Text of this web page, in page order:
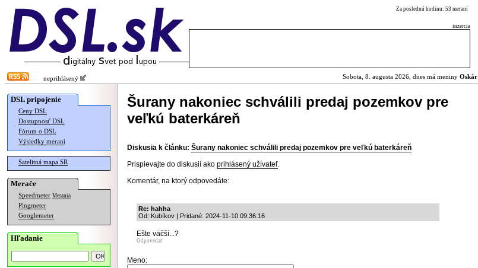
Za poslednú hodinu: 53 meraní
inzercia
neprihlásený Sobota, 8. augusta 2026, dnes má meniny Oskár
DSL pripojenie
Ceny DSL
Dostupnosť DSL
Fórum o DSL
Výsledky meraní
Satelitná mapa SR
Merače
Speedmeter Merania
Pingmeter
Googlemeter
Hľadanie
Šurany nakoniec schválili predaj pozemkov pre
veľkú baterkáreň
Diskusia k článku: Šurany nakoniec schválili predaj pozemkov pre veľkú baterkáreň
Prispievajte do diskusií ako prihlásený užívateľ.
Komentár, na ktorý odpovedáte:
Re: hahha
Od: Kubíkov | Pridané: 2024-11-10 09:36:16
Ešte väčší...?
Odpovedať
Meno: